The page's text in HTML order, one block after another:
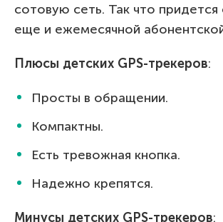
сотовую сеть. Так что придется
еще и ежемесячной
Плюсы детских GPS-трекеров:
Просты в обращении.
Компактны.
Есть тревожная кнопка.
Надежно крепятся.
Минусы детских GPS-трекеров: